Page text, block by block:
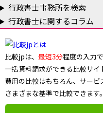
行政書士事務所を検索
行政書士に関するコラム
比較jpは、 最短3分程度の入力
一括資料請求ができる比較サイ
費用の比較はもちろん、サービ
さまざまな基準で比較できます。